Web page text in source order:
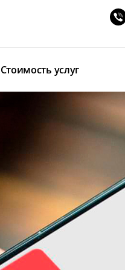
Стоимость услуг